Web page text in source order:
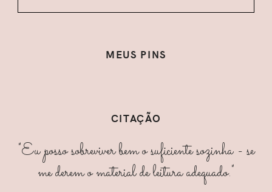
MEUS PINS
CITAÇÃO
"Eu posso sobreviver bem o suficiente sozinha - se
me derem o material de leitura adequado."